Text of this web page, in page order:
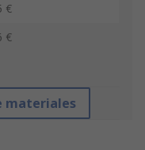
€
€
materiales